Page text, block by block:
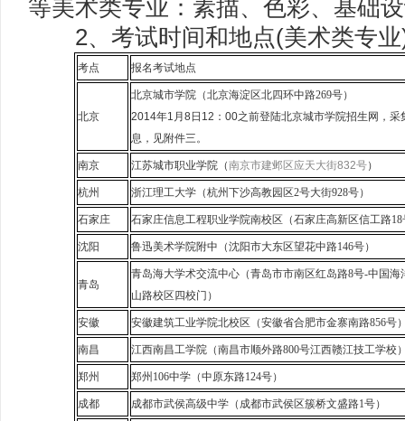
等美术类专业：素描、色彩、基础
2、考试时间和地点(美术类专
考点 报名考试地点
北京
北京城市学院（北京海淀区北四环中路269号）
2014年1月8日12：00之前登陆北京城市学院招生网，采
息，见附件三。
南京 江苏城市职业学院（南京市建邺区应天大街832号）
杭州 浙江理工大学（杭州下沙高教园区2号大街928号）
石家庄 石家庄信息工程职业学院南校区（石家庄高新区信工路18
沈阳 鲁迅美术学院附中（沈阳市大东区望花中路146号）
青岛
青岛海大学术交流中心（青岛市市南区红岛路8号-中国海
山路校区四校门）
安徽 安徽建筑工业学院北校区（安徽省合肥市金寨南路856号
南昌 江西南昌工学院（南昌市顺外路800号江西赣江技工学校
郑州 郑州 106中学（中原东路124号）
成都 成都市武侯高级中学（成都市武侯区簇桥文盛路1号）